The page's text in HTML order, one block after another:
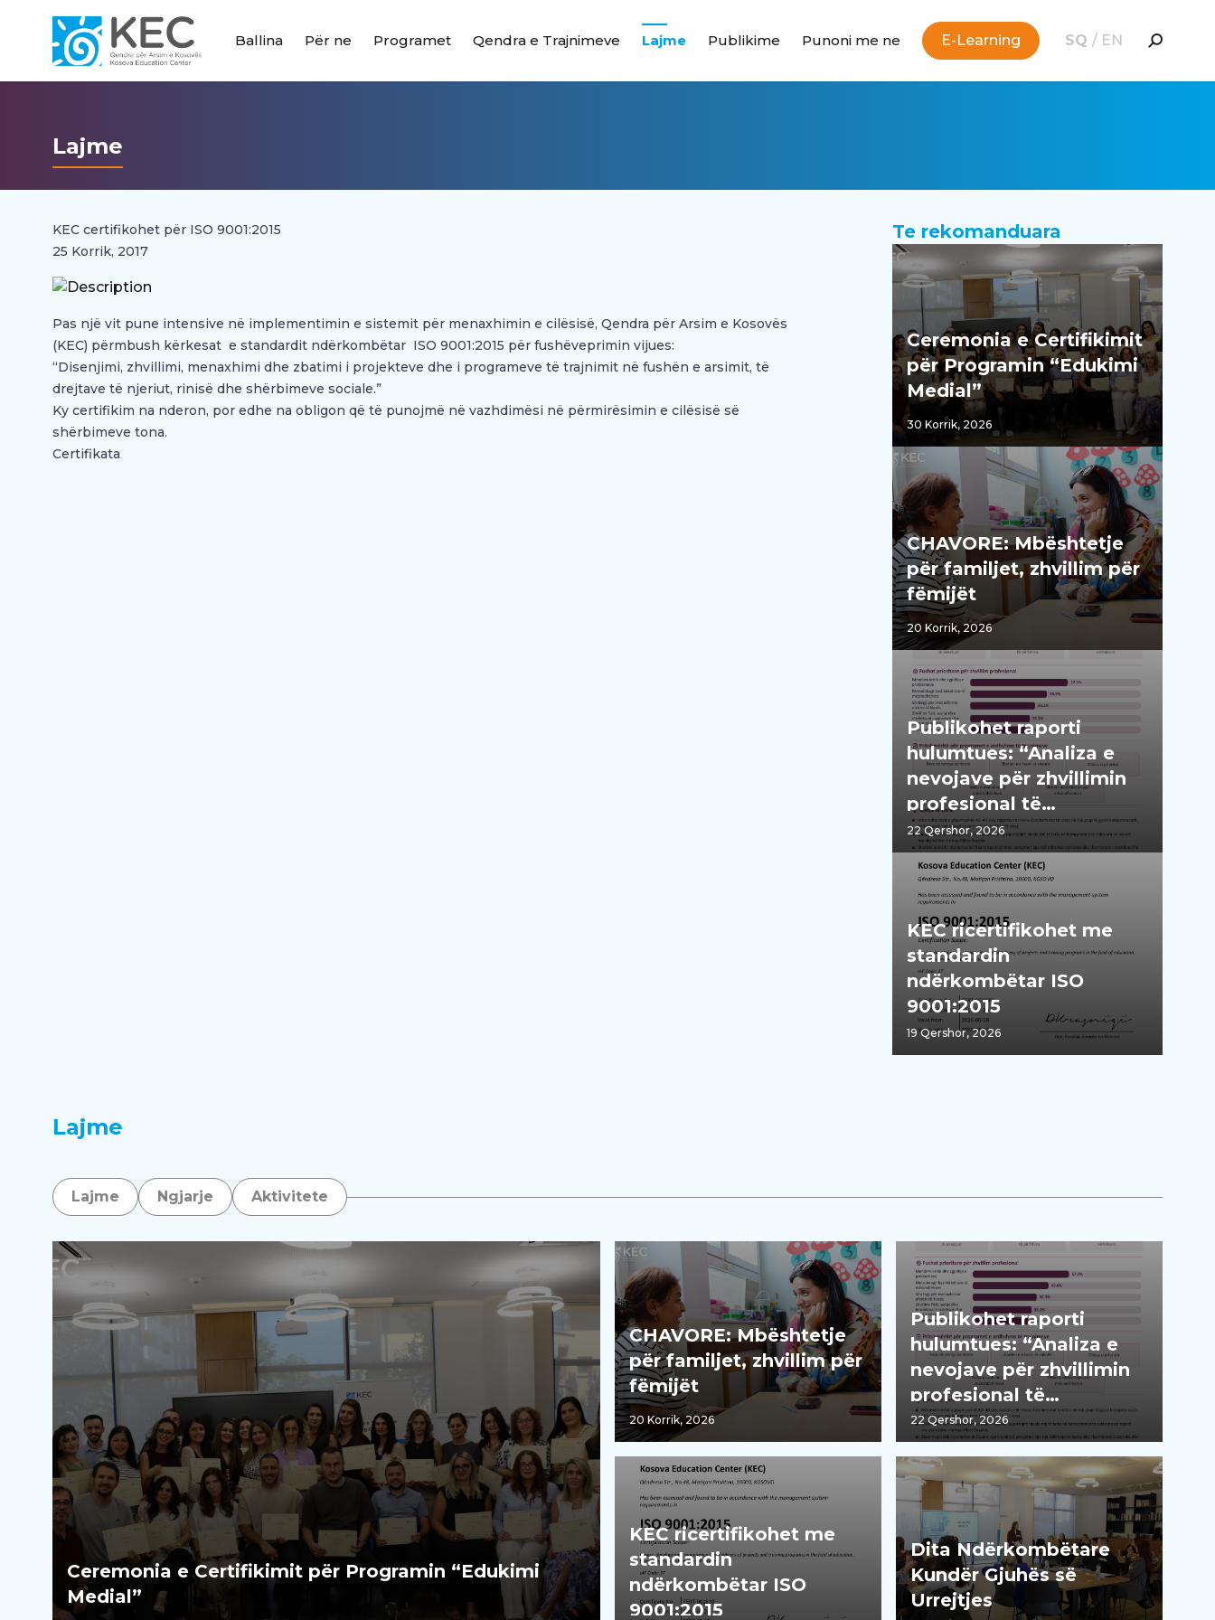
Ballina Për ne Programet Qendra e Trajnimeve Lajme Publikime Punoni me ne E-Learning SQ / EN
Lajme
KEC certifikohet për ISO 9001:2015
25 Korrik, 2017
Pas një vit pune intensive në implementimin e sistemit për menaxhimin e cilësisë, Qendra për Arsim e Kosovës
(KEC) përmbush kërkesat e standardit ndërkombëtar ISO 9001:2015 për fushëveprimin vijues:
“Disenjimi, zhvillimi, menaxhimi dhe zbatimi i projekteve dhe i programeve të trajnimit në fushën e arsimit, të
drejtave të njeriut, rinisë dhe shërbimeve sociale.”
Ky certifikim na nderon, por edhe na obligon që të punojmë në vazhdimësi në përmirësimin e cilësisë së
shërbimeve tona.
Certifikata
Te rekomanduara
Ceremonia e Certifikimit
për Programin “Edukimi
Medial”
30 Korrik, 2026
CHAVORE: Mbështetje
për familjet, zhvillim për
fëmijët
20 Korrik, 2026
Publikohet raporti
hulumtues: “Analiza e
nevojave për zhvillimin
profesional të
mësimdhënësve“
22 Qershor, 2026
KEC ricertifikohet me
standardin
ndërkombëtar ISO
9001:2015
19 Qershor, 2026
Lajme
Lajme Ngjarje Aktivitete
Ceremonia e Certifikimit për Programin “Edukimi
Medial”
CHAVORE: Mbështetje
për familjet, zhvillim për
fëmijët
20 Korrik, 2026
Publikohet raporti
hulumtues: “Analiza e
nevojave për zhvillimin
profesional të
mësimdhënësve“
22 Qershor, 2026
KEC ricertifikohet me
standardin
ndërkombëtar ISO
9001:2015
Dita Ndërkombëtare
Kundër Gjuhës së
Urrejtjes